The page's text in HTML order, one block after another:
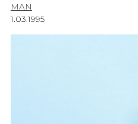
MAN
1.03.1995